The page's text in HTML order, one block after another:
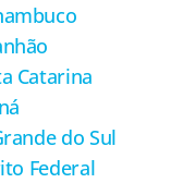
Catarina
do Sul
Federal